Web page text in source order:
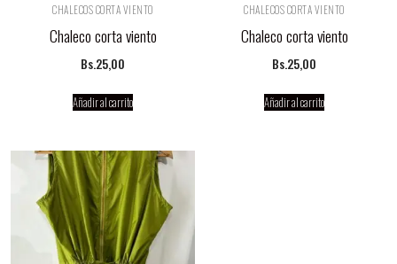
CHALECOS CORTA VIENTO
Chaleco corta viento
Bs.25,00
Añadir al carrito
CHALECOS CORTA VIENTO
Chaleco corta viento
Bs.25,00
Añadir al carrito